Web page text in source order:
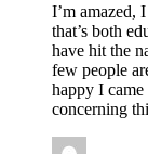
I’m amazed,
that’s both
have hit the
few people
happy I
concerning